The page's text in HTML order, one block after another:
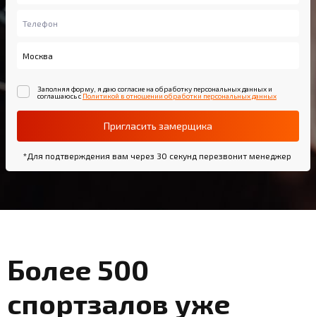
Заполняя форму, я даю согласие на обработку персональных данных и
соглашаюсь с Политикой в отношении обработки персональных данных
Пригласить замерщика
*Для подтверждения вам через 30 секунд перезвонит менеджер
Более 500
спортзалов уже